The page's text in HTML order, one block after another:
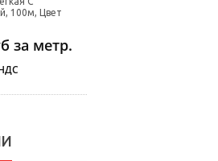
100м, Цвет
руб за метр.